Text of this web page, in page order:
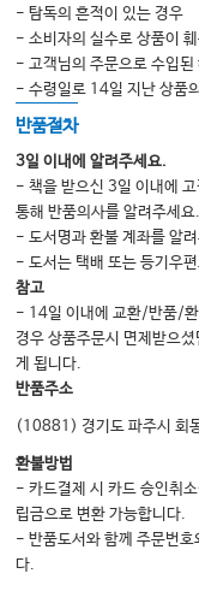
- 탐독의 흔적이 있는 경우
- 소비자의 실수로 상품이
- 고객님의 주문으로 수입된
- 수령일로 14일 지난 상품
반품절차
3일 이내에 알려주세요.
- 책을 받으신 3일 이내에
통해 반품의사를 알려주세요.
- 도서명과 환불 계좌를 알
- 도서는 택배 또는 등기우
참고
- 14일 이내에 교환/반품/환
경우 상품주문시 면제받으
게 됩니다.
반품주소
(10881) 경기도 파주시 회
환불방법
- 카드결제 시 카드 승인취
립금으로 변환 가능합니다.
- 반품도서와 함께 주문번호
다.